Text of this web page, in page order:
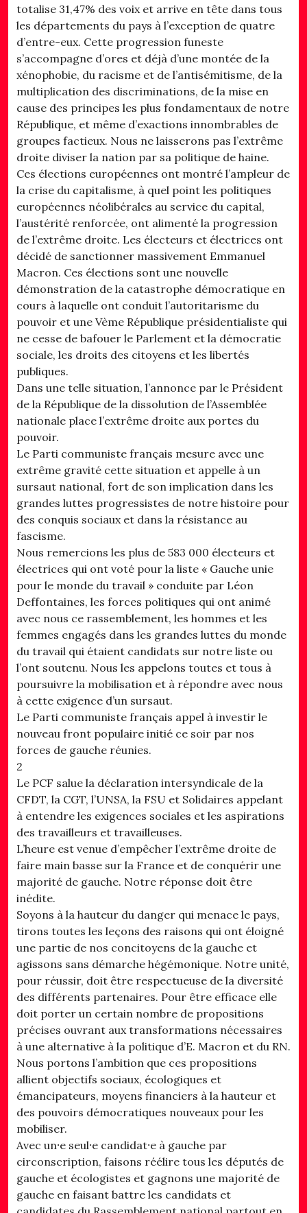
totalise 31,47% des voix et arrive en tête dans tous
les départements du pays à l’exception de quatre
d’entre-eux. Cette progression funeste
s’accompagne d’ores et déjà d’une montée de la
xénophobie, du racisme et de l’antisémitisme, de la
multiplication des discriminations, de la mise en
cause des principes les plus fondamentaux de notre
République, et même d’exactions innombrables de
groupes factieux. Nous ne laisserons pas l’extrême
droite diviser la nation par sa politique de haine.
Ces élections européennes ont montré l’ampleur de
la crise du capitalisme, à quel point les politiques
européennes néolibérales au service du capital,
l’austérité renforcée, ont alimenté la progression
de l’extrême droite. Les électeurs et électrices ont
décidé de sanctionner massivement Emmanuel
Macron. Ces élections sont une nouvelle
démonstration de la catastrophe démocratique en
cours à laquelle ont conduit l’autoritarisme du
pouvoir et une Vème République présidentialiste qui
ne cesse de bafouer le Parlement et la démocratie
sociale, les droits des citoyens et les libertés
publiques.
Dans une telle situation, l’annonce par le Président
de la République de la dissolution de l’Assemblée
nationale place l’extrême droite aux portes du
pouvoir.
Le Parti communiste français mesure avec une
extrême gravité cette situation et appelle à un
sursaut national, fort de son implication dans les
grandes luttes progressistes de notre histoire pour
des conquis sociaux et dans la résistance au
fascisme.
Nous remercions les plus de 583 000 électeurs et
électrices qui ont voté pour la liste « Gauche unie
pour le monde du travail » conduite par Léon
Deffontaines, les forces politiques qui ont animé
avec nous ce rassemblement, les hommes et les
femmes engagés dans les grandes luttes du monde
du travail qui étaient candidats sur notre liste ou
l’ont soutenu. Nous les appelons toutes et tous à
poursuivre la mobilisation et à répondre avec nous
à cette exigence d’un sursaut.
Le Parti communiste français appel à investir le
nouveau front populaire initié ce soir par nos
forces de gauche réunies.
2
Le PCF salue la déclaration intersyndicale de la
CFDT, la CGT, l’UNSA, la FSU et Solidaires appelant
à entendre les exigences sociales et les aspirations
des travailleurs et travailleuses.
L’heure est venue d’empêcher l’extrême droite de
faire main basse sur la France et de conquérir une
majorité de gauche. Notre réponse doit être
inédite.
Soyons à la hauteur du danger qui menace le pays,
tirons toutes les leçons des raisons qui ont éloigné
une partie de nos concitoyens de la gauche et
agissons sans démarche hégémonique. Notre unité,
pour réussir, doit être respectueuse de la diversité
des différents partenaires. Pour être efficace elle
doit porter un certain nombre de propositions
précises ouvrant aux transformations nécessaires
à une alternative à la politique d’E. Macron et du RN.
Nous portons l’ambition que ces propositions
allient objectifs sociaux, écologiques et
émancipateurs, moyens financiers à la hauteur et
des pouvoirs démocratiques nouveaux pour les
mobiliser.
Avec un⸱e seul⸱e candidat⸱e à gauche par
circonscription, faisons réélire tous les députés de
gauche et écologistes et gagnons une majorité de
gauche en faisant battre les candidats et